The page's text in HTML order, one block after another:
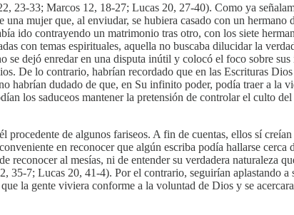
23-33; Marcos 12, 18-27; Lucas 20, 27-40). Como ya
mujer que, al enviudar, se hubiera casado con un
ido contrayendo un matrimonio tras otro, con los siete
con temas espirituales, aquella no buscaba dilucidar la
se dejó enredar en una disputa inútil y colocó el foco sobre
De lo contrario, habrían recordado que en las Escrituras
habrían dudado de que, en Su infinito poder, podía traer a la
los saduceos mantener la pretensión de controlar el culto
procedente de algunos fariseos. A fin de cuentas, ellos sí
en reconocer que algún escriba podía hallarse
al mesías, ni de entender su verdadera naturaleza
7; Lucas 20, 41-4). Por el contrario, seguirían aplastando a
la gente viviera conforme a la voluntad de Dios y se